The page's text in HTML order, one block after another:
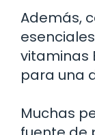
Además,
vitaminas
para una
Muchas